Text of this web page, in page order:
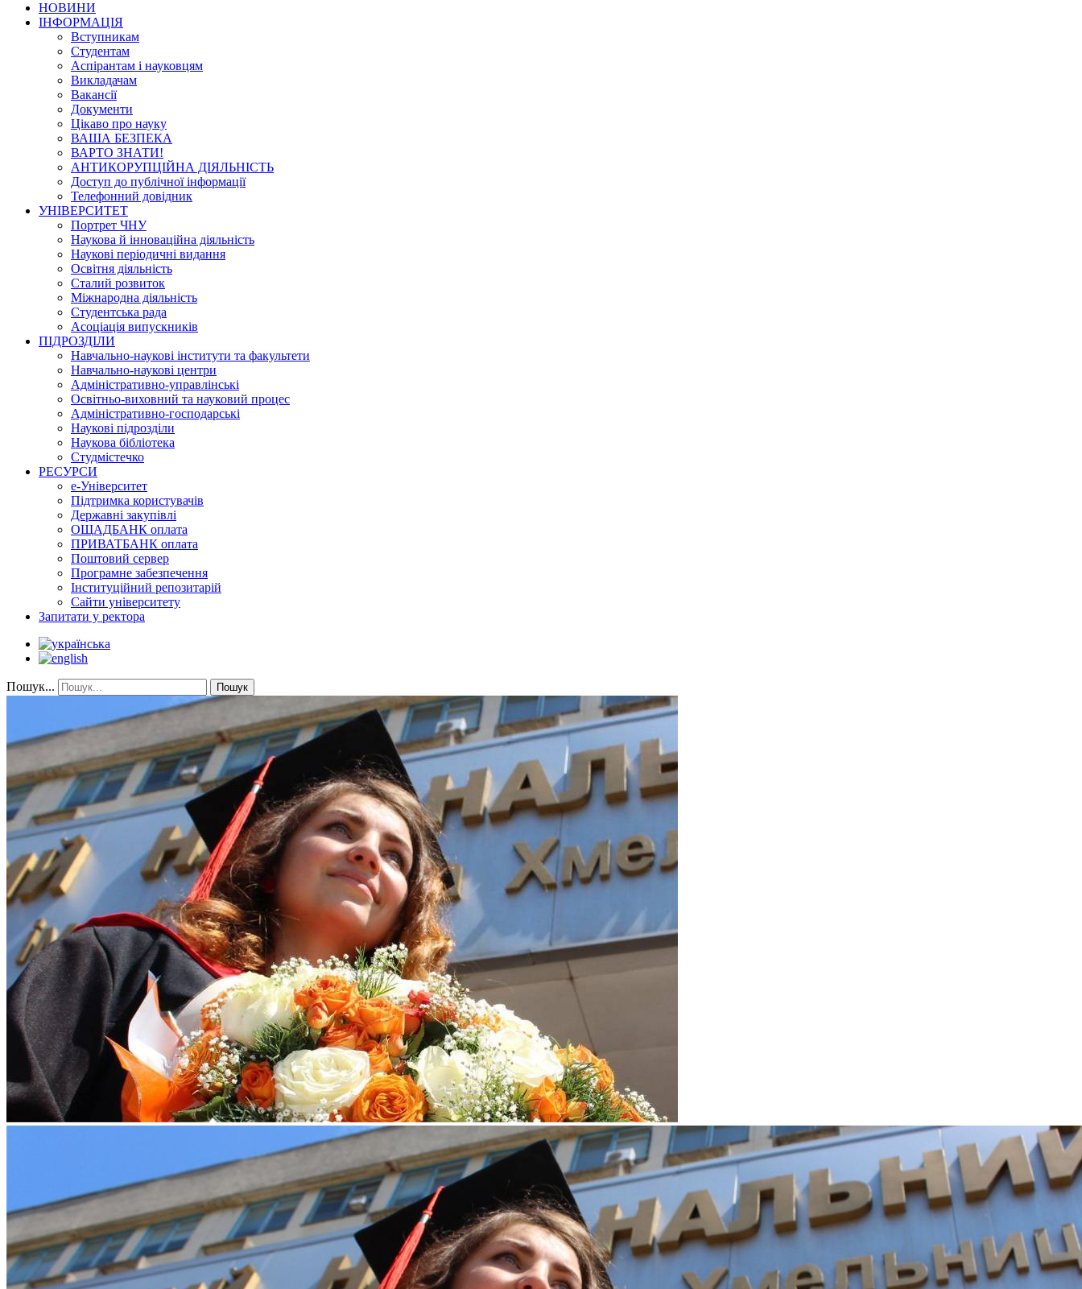
НОВИНИ
ІНФОРМАЦІЯ
Вступникам
Студентам
Аспірантам і науковцям
Викладачам
Вакансії
Документи
Цікаво про науку
ВАША БЕЗПЕКА
ВАРТО ЗНАТИ!
АНТИКОРУПЦІЙНА ДІЯЛЬНІСТЬ
Доступ до публічної інформації
Телефонний довідник
УНІВЕРСИТЕТ
Портрет ЧНУ
Наукова й інноваційна діяльність
Наукові періодичні видання
Освітня діяльність
Сталий розвиток
Міжнародна діяльність
Студентська рада
Асоціація випускників
ПІДРОЗДІЛИ
Навчально-наукові інститути та факультети
Навчально-наукові центри
Адміністративно-управлінські
Освітньо-виховний та науковий процес
Адміністративно-господарські
Наукові підрозділи
Наукова бібліотека
Студмістечко
РЕСУРСИ
е-Університет
Підтримка користувачів
Державні закупівлі
ОЩАДБАНК оплата
ПРИВАТБАНК оплата
Поштовий сервер
Програмне забезпечення
Інституційний репозитарій
Сайти університету
Запитати у ректора
Пошук... Пошук